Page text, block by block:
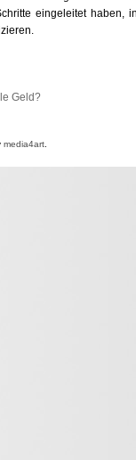
eingeleitet haben,
Geld?
media4art